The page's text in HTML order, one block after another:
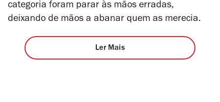
categoria foram parar às mãos erradas,
deixando de mãos a abanar quem as merecia.
Ler Mais